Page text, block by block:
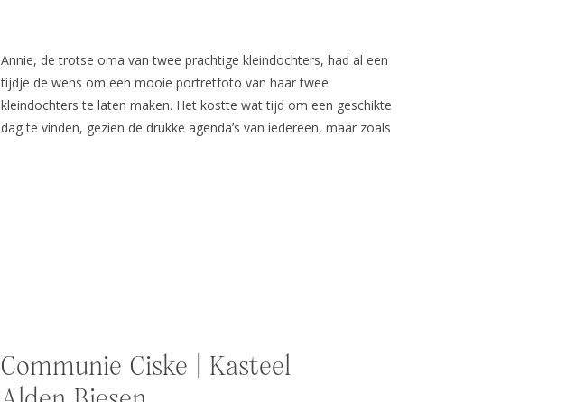
Annie, de trotse oma van twee prachtige kleindochters, had al een
tijdje de wens om een mooie portretfoto van haar twee
kleindochters te laten maken. Het kostte wat tijd om een geschikte
dag te vinden, gezien de drukke agenda’s van iedereen, maar zoals
Communie Ciske | Kasteel